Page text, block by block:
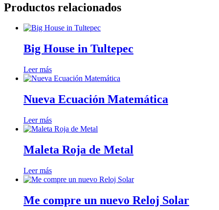
Productos relacionados
Big House in Tultepec
Leer más
Nueva Ecuación Matemática
Leer más
Maleta Roja de Metal
Leer más
Me compre un nuevo Reloj Solar